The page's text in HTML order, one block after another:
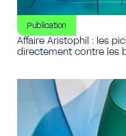
Publication
Affaire Aristophil : les
directement contre les